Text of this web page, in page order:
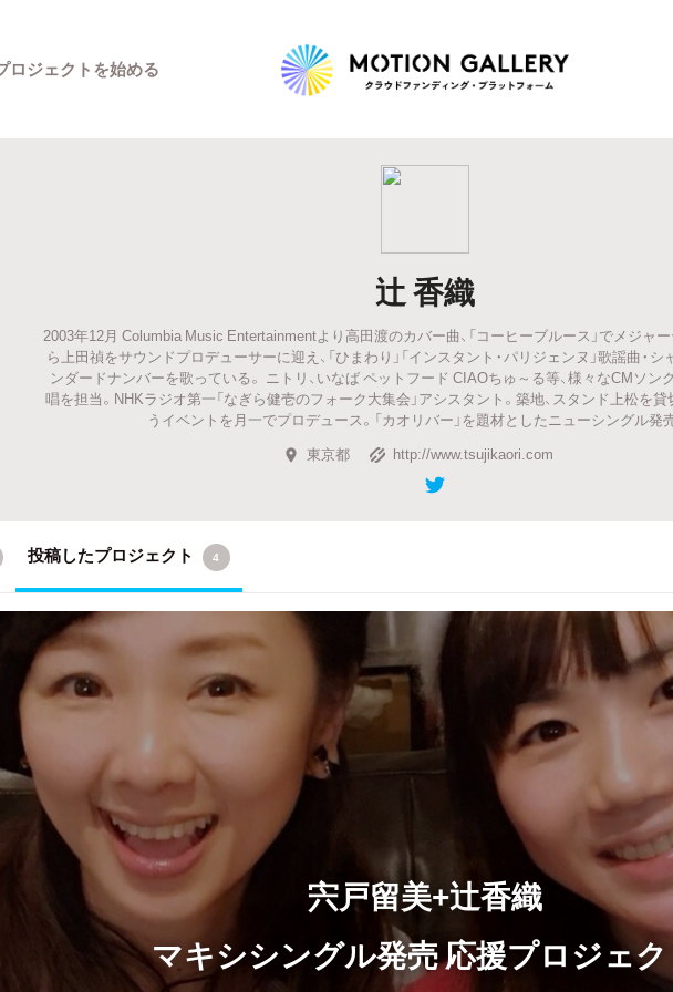
Highlight
Feature
カテゴリーから探す タグから探す キュレーターから探す 特集から探す
Legendary
最新達成プロジェクト 調達額が大きいプロジェクト
ロジェクトを始める
辻 香織
2003年12月 Columbia Music Entertainmentより高田渡のカバー曲、「コーヒーブルース」でメジャ
ら上田禎をサウンドプロデューサーに迎え、「ひまわり」「インスタント・パリジェンヌ」歌謡曲・シ
ンダードナンバーを歌っている。 ニトリ、いなば ペットフード CIAOちゅ～る等、様々なCMソン
唱を担当。NHKラジオ第一「なぎら健壱のフォーク大集会」アシスタント。築地、スタンド上松を貸
うイベントを月一でプロデュース。「カオリバー」を題材としたニューシングル発
東京都
http://www.tsujikaori.com
投稿したプロジェクト 4
宍戸留美+辻香織
マキシシングル発売 応援プロジェ